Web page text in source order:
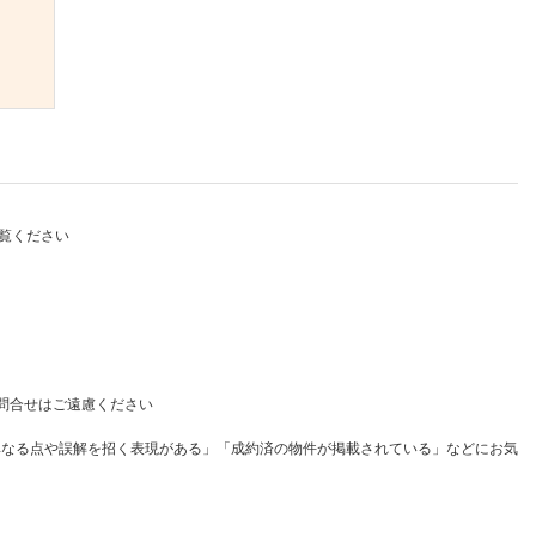
ください
合せはご遠慮ください
る点や誤解を招く表現がある」「成約済の物件が掲載されている」などにお気